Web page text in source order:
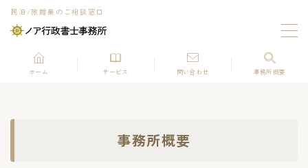
民泊/旅館業のご相談窓口
MENU
ホーム サービス 問い合わせ 事務所概要
事務所概要